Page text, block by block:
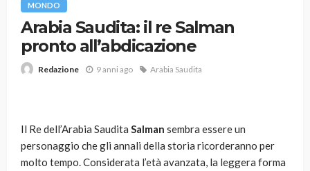
MONDO
Arabia Saudita: il re Salman
pronto all’abdicazione
Redazione 9 anni ago Arabia Saudita
Il Re dell’Arabia Saudita Salman sembra essere un
personaggio che gli annali della storia ricorderanno per
molto tempo. Considerata l’età avanzata, la leggera forma